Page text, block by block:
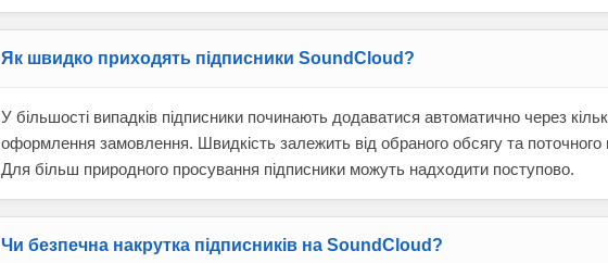
Як швидко приходять підписники SoundCloud?
У більшості випадків підписники починають додаватися автоматично через
оформлення замовлення. Швидкість залежить від обраного обсягу та
Для більш природного просування підписники можуть надходити поступово.
Чи безпечна накрутка підписників на SoundCloud?